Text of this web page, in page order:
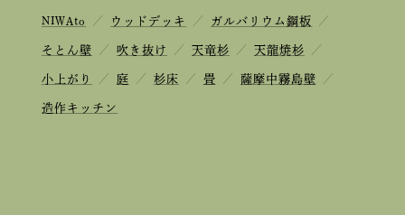
NIWAto ／ ウッドデッキ ／ ガルバリウム鋼板 ／
そとん壁 ／ 吹き抜け ／ 天竜杉 ／ 天龍焼杉 ／
小上がり ／ 庭 ／ 杉床 ／ 畳 ／ 薩摩中霧島壁 ／
造作キッチン